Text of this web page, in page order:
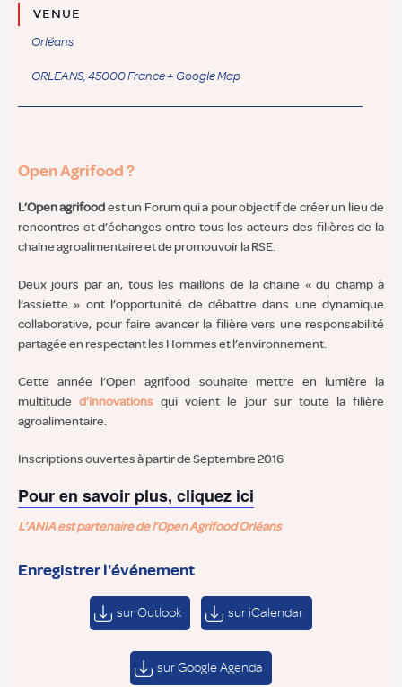
VENUE
Orléans
ORLEANS,45000France+ Google Map
Open Agrifood ?
L’Open agrifoodest un Forum qui a pour objectif de créer un lieu de
rencontres et d’échanges entre tous les acteurs des filières de la
chaine agroalimentaire et de promouvoir la RSE.
Deux jours par an, tous les maillons de la chaine « du champ à
l’assiette » ont l’opportunité de débattre dans une dynamique
collaborative, pour faire avancer la filière vers une responsabilité
partagée en respectant les Hommes et l’environnement.
Cette année l’Open agrifood souhaite mettre en lumière la
multituded’innovationsqui voient le jour sur toute la filière
agroalimentaire.
Inscriptions ouvertes à partir de Septembre 2016
Pour en savoir plus, cliquez ici
L’ANIA est partenaire de l’Open Agrifood Orléans
Enregistrer l'événement
sur Outlook sur iCalendar
sur Google Agenda